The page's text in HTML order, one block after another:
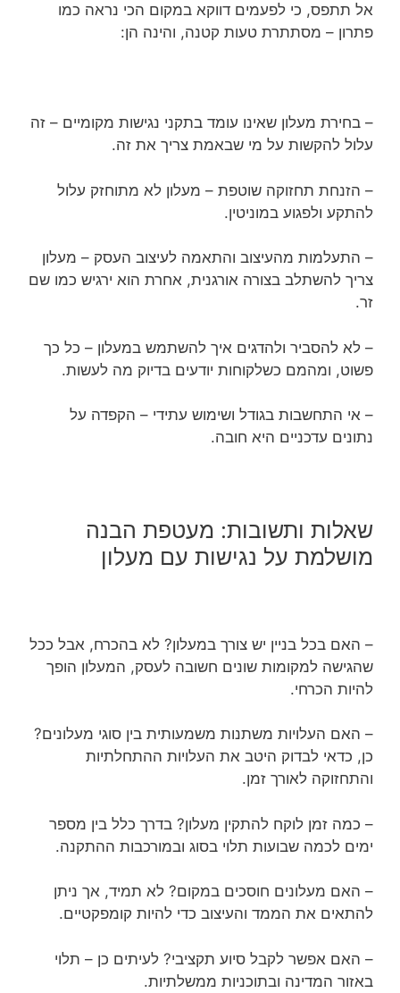
אל תתפס, כי לפעמים דווקא במקום הכי נראה כמו
פתרון – מסתתרת טעות קטנה, והינה הן:
– בחירת מעלון שאינו עומד בתקני נגישות מקומיים – זה
עלול להקשות על מי שבאמת צריך את זה.
– הזנחת תחזוקה שוטפת – מעלון לא מתוחזק עלול
להתקע ולפגוע במוניטין.
– התעלמות מהעיצוב והתאמה לעיצוב העסק – מעלון
צריך להשתלב בצורה אורגנית, אחרת הוא ירגיש כמו שם
זר.
– לא להסביר ולהדגים איך להשתמש במעלון – כל כך
פשוט, ומהמם כשלקוחות יודעים בדיוק מה לעשות.
– אי התחשבות בגודל ושימוש עתידי – הקפדה על
נתונים עדכניים היא חובה.
שאלות ותשובות: מעטפת הבנה
מושלמת על נגישות עם מעלון
– האם בכל בניין יש צורך במעלון? לא בהכרח, אבל ככל
שהגישה למקומות שונים חשובה לעסק, המעלון הופך
להיות הכרחי.
– האם העלויות משתנות משמעותית בין סוגי מעלונים?
כן, כדאי לבדוק היטב את העלויות ההתחלתיות
והתחזוקה לאורך זמן.
– כמה זמן לוקח להתקין מעלון? בדרך כלל בין מספר
ימים לכמה שבועות תלוי בסוג ובמורכבות ההתקנה.
– האם מעלונים חוסכים במקום? לא תמיד, אך ניתן
להתאים את הממד והעיצוב כדי להיות קומפקטיים.
– האם אפשר לקבל סיוע תקציבי? לעיתים כן – תלוי
באזור המדינה ובתוכניות ממשלתיות.